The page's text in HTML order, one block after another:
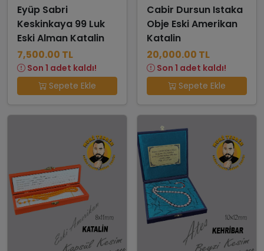
Eyüp Sabri
Keskinkaya 99 Luk
Eski Alman Katalin
7,500.00 TL
Son 1 adet kaldı!
Sepete Ekle
Cabir Dursun Istaka
Obje Eski Amerikan
Katalin
20,000.00 TL
Son 1 adet kaldı!
Sepete Ekle